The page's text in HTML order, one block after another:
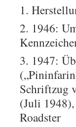
1.
2. 1946:
3. 1947:
Schriftzug
(Juli
Roadster